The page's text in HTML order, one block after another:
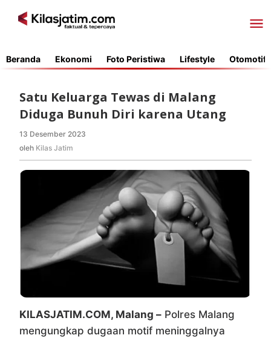
Beranda Ekonomi Foto Peristiwa Lifestyle Otomotif
Satu Keluarga Tewas di Malang
Diduga Bunuh Diri karena Utang
13 Desember 2023
oleh Kilas Jatim
KILASJATIM.COM, Malang – Polres Malang
mengungkap dugaan motif meninggalnya